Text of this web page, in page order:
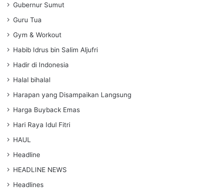
Gubernur Sumut
Guru Tua
Gym & Workout
Habib Idrus bin Salim Aljufri
Hadir di Indonesia
Halal bihalal
Harapan yang Disampaikan Langsung
Harga Buyback Emas
Hari Raya Idul Fitri
HAUL
Headline
HEADLINE NEWS
Headlines